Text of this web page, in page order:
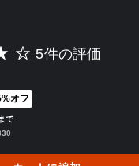
5件の評価
より値引き
オフ
で